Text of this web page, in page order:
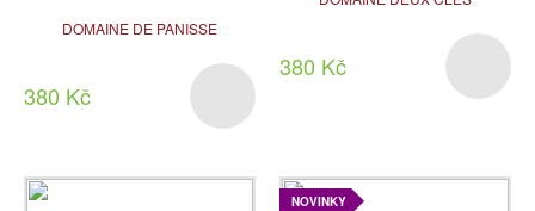
DOMAINE DE PANISSE
380 Kč
380 Kč
NOVINKY